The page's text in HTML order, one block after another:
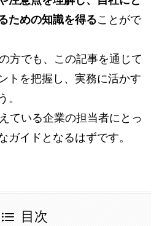
ための知識を得ることがで
方でも、この記事を通じて
トを把握し、実務に活かす
。
ている企業の担当者にとっ
ガイドとなるはずです。
目次